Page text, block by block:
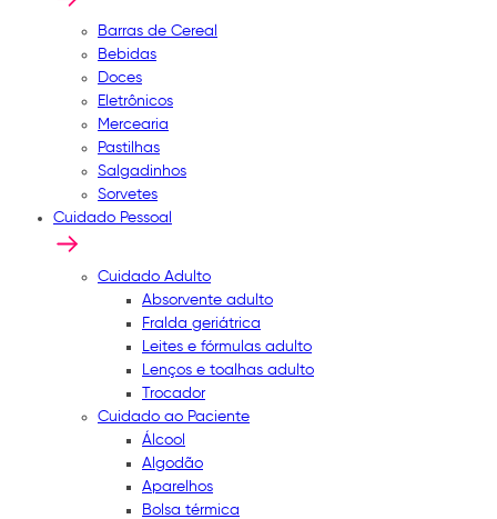
Barras de Cereal
Bebidas
Doces
Eletrônicos
Mercearia
Pastilhas
Salgadinhos
Sorvetes
Cuidado Pessoal
Cuidado Adulto
Absorvente adulto
Fralda geriátrica
Leites e fórmulas adulto
Lenços e toalhas adulto
Trocador
Cuidado ao Paciente
Álcool
Algodão
Aparelhos
Bolsa térmica